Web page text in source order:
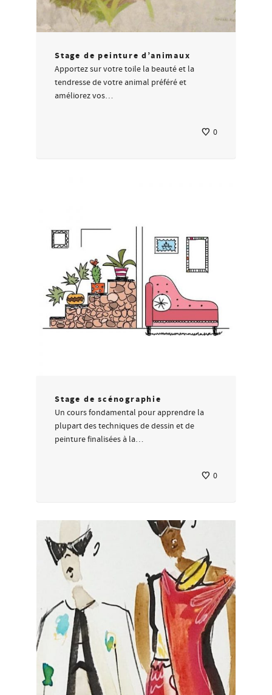
Stage de peinture d’animaux
Apportez sur votre toile la beauté et la
tendresse de votre animal préféré et
améliorez vos…
0
Stage de scénographie
Un cours fondamental pour apprendre la
plupart des techniques de dessin et de
peinture finalisées à la…
0